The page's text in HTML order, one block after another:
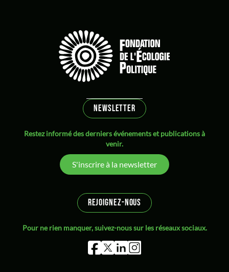
NEWSLETTER
Restez informé des derniers événements et publications à
venir.
S'inscrire à la newsletter
REJOIGNEZ-NOUS
Pour ne rien manquer, suivez-nous sur les réseaux sociaux.